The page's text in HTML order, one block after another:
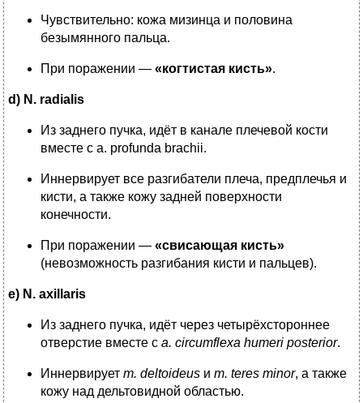
Чувствительно: кожа мизинца и половина
безымянного пальца.
При поражении — «когтистая кисть».
d) N. radialis
Из заднего пучка, идёт в канале плечевой кости
вместе с a. profunda brachii.
Иннервирует все разгибатели плеча, предплечья и
кисти, а также кожу задней поверхности
конечности.
При поражении — «свисающая кисть»
(невозможность разгибания кисти и пальцев).
e) N. axillaris
Из заднего пучка, идёт через четырёхстороннее
отверстие вместе с a. circumflexa humeri posterior.
Иннервирует m. deltoideus и m. teres minor, а также
кожу над дельтовидной областью.